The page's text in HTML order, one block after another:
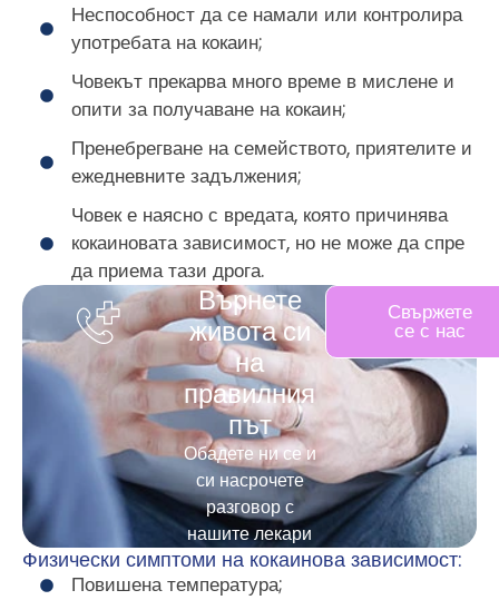
Неспособност да се намали или контролира
употребата на кокаин;
Човекът прекарва много време в мислене и
опити за получаване на кокаин;
Пренебрегване на семейството, приятелите и
ежедневните задължения;
Човек е наясно с вредата, която причинява
кокаиновата зависимост, но не може да спре
да приема тази дрога.
Върнете
живота си
на
правилния
път
Обадете ни се и
си насрочете
разговор с
нашите лекари
Свържете
се с нас
Физически симптоми на кокаинова зависимост:
Повишена температура;